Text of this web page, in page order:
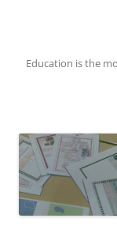
Education is the